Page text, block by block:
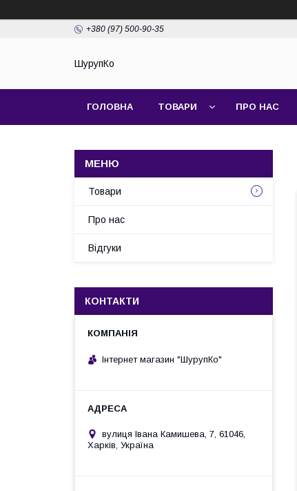
+380 (97) 500-90-35
ШурупКо
ГОЛОВНА ТОВАРИ ПРО НАС
Товари
Про нас
Відгуки
КОНТАКТИ
Інтернет магазин "ШурупКо"
вулиця Івана Камишева, 7, 61046,
Харків, Україна